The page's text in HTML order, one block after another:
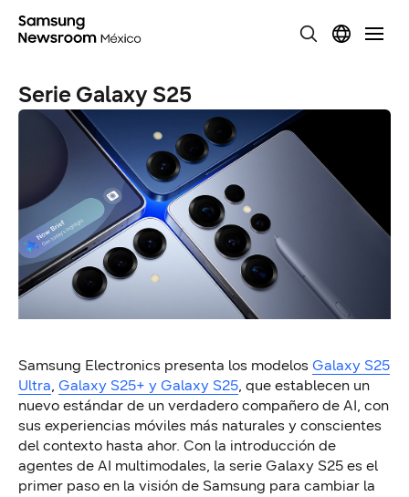
Serie Galaxy S25
Samsung Electronics presenta los modelos Galaxy S25
Ultra Galaxy S25+ y Galaxy S25 , que establecen un
nuevo estándar de un verdadero compañero de AI, con
sus experiencias móviles más naturales y conscientes
del contexto hasta ahor. Con la introducción de
agentes de AI multimodales, la serie Galaxy S25 es el
primer paso en la visión de Samsung para cambiar la